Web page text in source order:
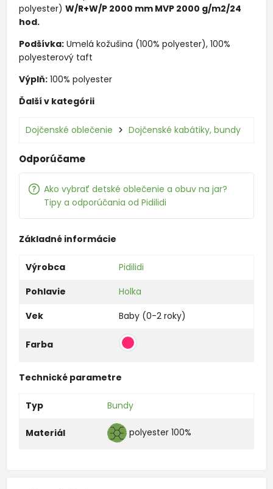
polyester) W/R+W/P 2000 mm MVP 2000 g/m2/24
hod.
Podšívka:Umelá kožušina (100% polyester), 100%
polyesterový taft
Výplň:100% polyester
Ďalší v kategórii
Dojčenské oblečenie Dojčenské kabátiky, bundy
Odporúčame
Ako vybrať detské oblečenie a obuv na jar?
Tipy a odporúčania od Pidilidi
Základné informácie
Výrobca
Pidilidi
Pohlavie
Holka
Vek
Baby (0-2 roky)
Farba
Technické parametre
Typ Bundy
Materiál polyester 100%